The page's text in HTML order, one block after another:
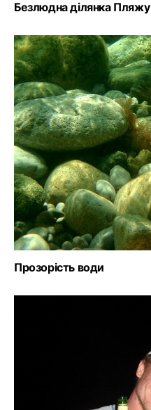
Безлюдна ділянка Пляжу
Прозорість води